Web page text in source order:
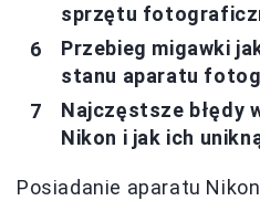
sprzętu
Przebieg migawki
stanu aparatu
Najczęstsze błędy
Nikon i jak ich
Posiadanie aparatu